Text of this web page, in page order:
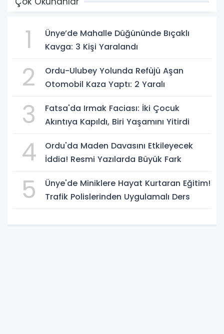
1
Ünye’de Mahalle Düğününde Bıçaklı
Kavga: 3 Kişi Yaralandı
2
Ordu-Ulubey Yolunda Refüjü Aşan
Otomobil Kaza Yaptı: 2 Yaralı
3
Fatsa'da Irmak Faciası: İki Çocuk
Akıntıya Kapıldı, Biri Yaşamını Yitirdi
4
Ordu'da Maden Davasını Etkileyecek
İddia! Resmi Yazılarda Büyük Fark
5
Ünye'de Miniklere Hayat Kurtaran Eğitim!
Trafik Polislerinden Uygulamalı Ders